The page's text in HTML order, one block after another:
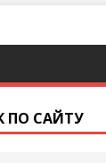
ПО САЙТУ